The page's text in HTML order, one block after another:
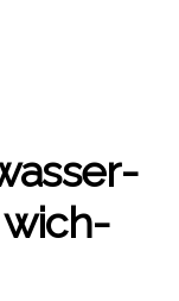
wich­